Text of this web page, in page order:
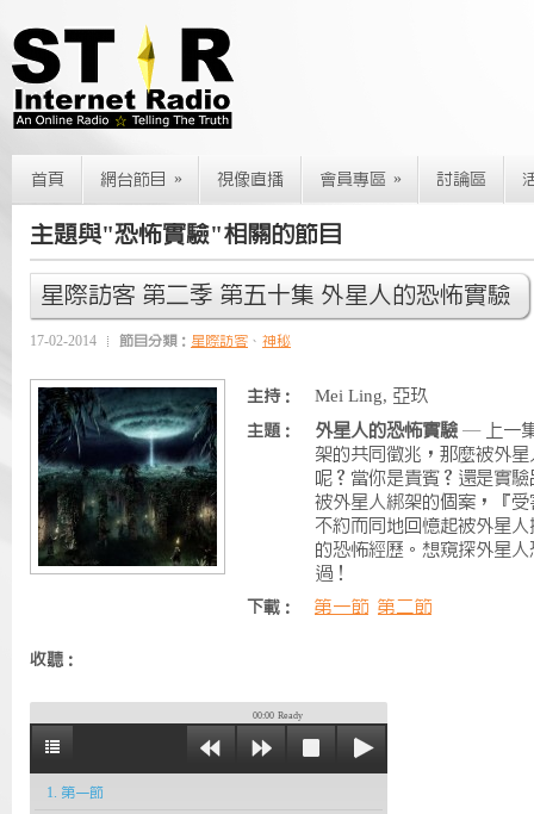
首頁 網台節目 » 視像直播 會員專區 » 討論區
主題與"恐怖實驗"相關的節目
星際訪客 第二季 第五十集 外星人的恐怖實驗
17-02-2014 節目分類： 星際訪客 、 神秘
主持： Mei Ling, 亞玖
主題： 外星人的恐怖實驗 — 上一
架的共同徵兆，那麼被外
呢？當你是貴賓？還是實
被外星人綁架的個案，『
不約而同地回憶起被外星
的恐怖經歷。想窺探外星
過！
下載： 第一節 第二節
收聽：
00:00 Ready
1. 第一節